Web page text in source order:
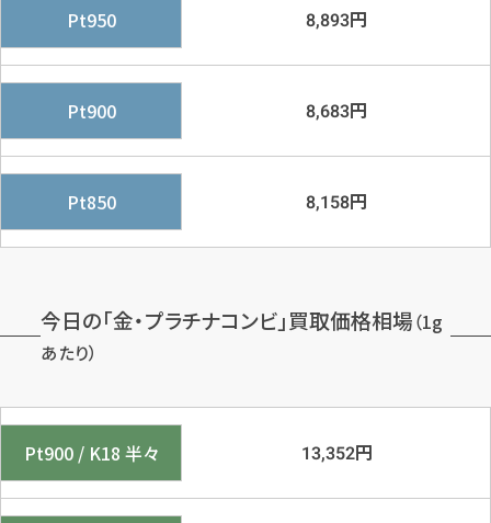
Pt950 8,893円
Pt900 8,683円
Pt850 8,158円
今日の「金・プラチナコンビ」買取価格相場（1g
あたり）
Pt900 / K18 半々 13,352円